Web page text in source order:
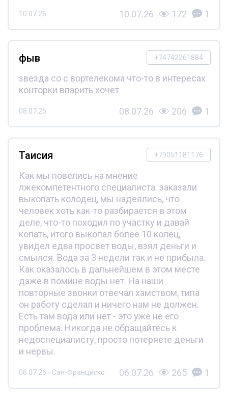
10.07.26 10.07.26 172 1
+74742261884
фыв
звезда со с вортелекома что-то в интересах
конторки впарить хочет
08.07.26 08.07.26 206 1
+79051181176
Таисия
Как мы повелись на мнение
лжекомпетентного специалиста: заказали
выкопать колодец, мы надеялись, что
человек хоть как-то разбирается в этом
деле, что-то походил по участку и давай
копать, итого выкопал более 10 колец,
увидел едва просвет воды, взял деньги и
смылся. Вода за 3 недели так и не прибыла.
Как оказалось в дальнейшем в этом месте
даже в помине воды нет. На наши
повторные звонки отвечал хамством, типа
он работу сделал и ничего нам не должен.
Есть там вода или нет - это уже не его
проблема. Никогда не обращайтесь к
недоспециалисту, просто потеряете деньги
и нервы.
06.07.26 - Сан-Франциско 06.07.26 265 1